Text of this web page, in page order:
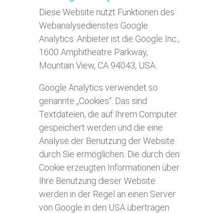
Diese Website nutzt Funktionen des
Webanalysedienstes Google
Analytics. Anbieter ist die Google Inc.,
1600 Amphitheatre Parkway,
Mountain View, CA 94043, USA.
Google Analytics verwendet so
genannte „Cookies“. Das sind
Textdateien, die auf Ihrem Computer
gespeichert werden und die eine
Analyse der Benutzung der Website
durch Sie ermöglichen. Die durch den
Cookie erzeugten Informationen über
Ihre Benutzung dieser Website
werden in der Regel an einen Server
von Google in den USA übertragen